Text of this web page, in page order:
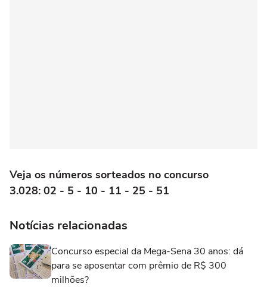
Veja os números sorteados no concurso
3.028: 02 - 5 - 10 - 11 - 25 - 51
Notícias relacionadas
Concurso especial da Mega-Sena 30 anos: dá
para se aposentar com prêmio de R$ 300
milhões?